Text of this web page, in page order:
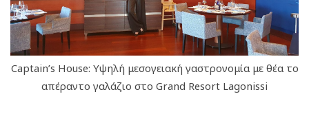
Captain’s House: Υψηλή μεσογειακή γαστρονομία με θέα το
απέραντο γαλάζιο στο Grand Resort Lagonissi